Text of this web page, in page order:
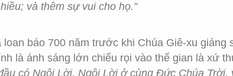
và thêm sự vui cho họ.”
loan báo 700 năm trước khi Chúa Giê-xu
là ánh sáng lớn chiếu rọi vào thế gian là xứ
có Ngôi Lời, Ngôi Lời ở cùng Đức Chúa